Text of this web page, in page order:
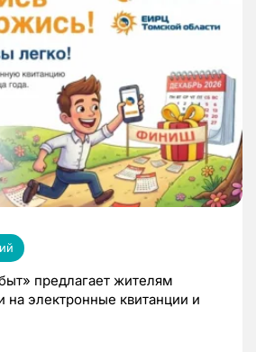
предлагает жителям
на электронные квитанции и